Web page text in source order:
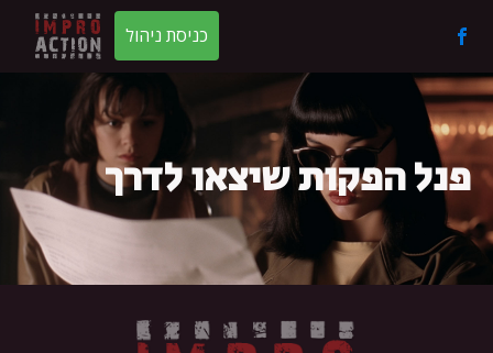
כניסת ניהול
פנל הפקות שיצאו לדרך